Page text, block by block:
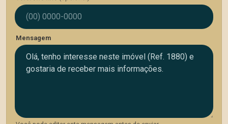
Mensagem